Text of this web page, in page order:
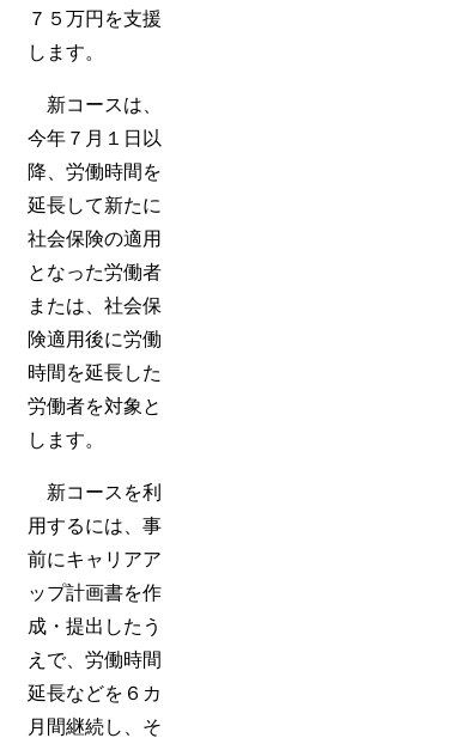
７５万円を支援
します。
新コースは、
今年７月１日以
降、労働時間を
延長して新たに
社会保険の適用
となった労働者
または、社会保
険適用後に労働
時間を延長した
労働者を対象と
します。
新コースを利
用するには、事
前にキャリアア
ップ計画書を作
成・提出したう
えで、労働時間
延長などを６カ
月間継続し、そ